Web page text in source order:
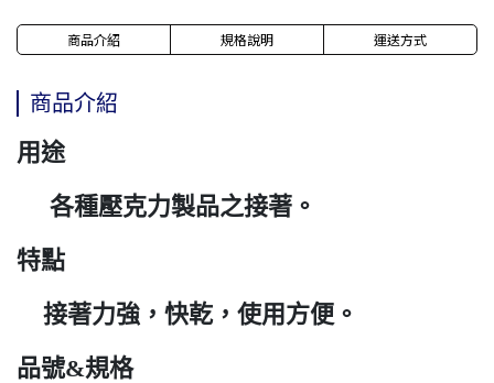
商品介紹 規格說明 運送方式
商品介紹
用途
各種壓克力製品之接著。
特點
接著力強，快乾，使用方便。
品號&規格